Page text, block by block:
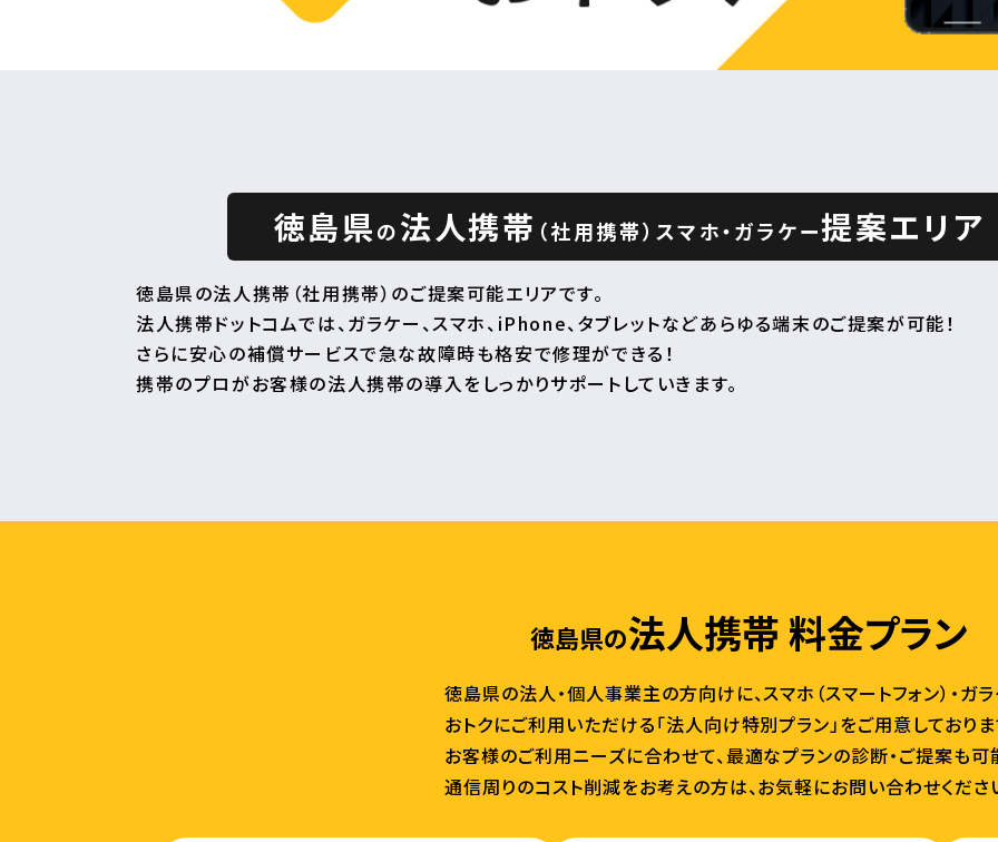
徳島県の法人携帯 （社用携帯） スマホ・ガラケー提案エリア
徳島県の法人携帯（社用携帯）のご提案可能エリアです。
法人携帯ドットコムでは、ガラケー、スマホ、iPhone、タブレットなどあらゆる端末のご提案が可能！
さらに安心の補償サービスで急な故障時も格安で修理ができる！
携帯のプロがお客様の法人携帯の導入をしっかりサポートしていきます。
徳島県の法人携帯 料金プラン
徳島県の法人・個人事業主の方向けに、スマホ（スマートフォン）・ガ
おトクにご利用いただける「法人向け特別プラン」をご用意しておりま
お客様のご利用ニーズに合わせて、最適なプランの診断・ご提案も可
通信周りのコスト削減をお考えの方は、お気軽にお問い合わせくださ